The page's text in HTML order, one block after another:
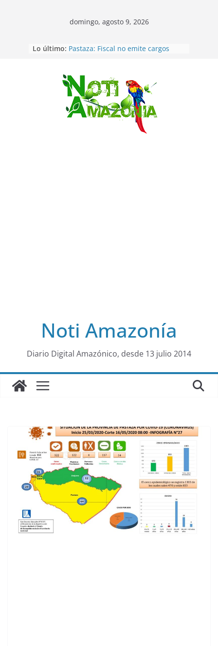
Saltar
al
domingo, agosto 9, 2026
Lo último: Pastaza: Fiscal no emite cargos
con una menor de10 años en
frontera sur
Napo: presunto sicariato en cantón
Archidona
Ecuador: dos jóvenes de 22 años
desaparecidos fueron encontrados
muertos en Puerto lopez
Noti Amazonía
Diario Digital Amazónico, desde 13 julio 2014